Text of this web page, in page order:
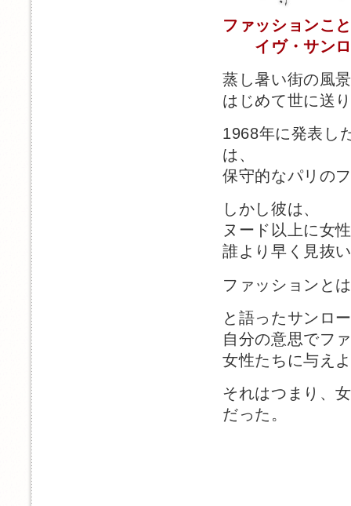
ファッションこ
イヴ・サンロ
蒸し暑い街の風
はじめて世に送
1968年に発表し
は、
保守的なパリの
しかし彼は、
ヌード以上に女
誰より早く見抜
ファッションと
と語ったサンロ
自分の意思でフ
女性たちに与え
それはつまり、
だった。